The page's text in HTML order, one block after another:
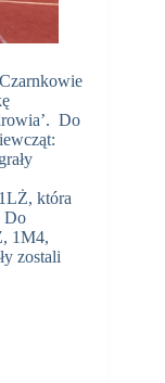
Do
która
Do
1M4,
zostali